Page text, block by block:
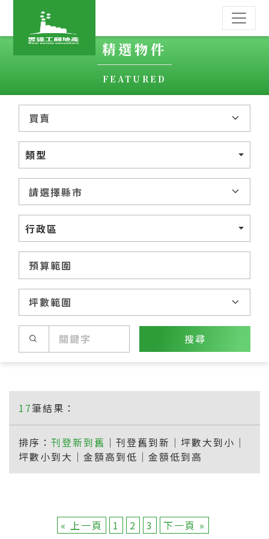
精選物件
FEATURED
類型
行政區
搜尋
17筆結果：
排序： 刊登新到舊 ｜ 刊登舊到新 ｜ 坪數大到小 ｜
坪數小到大 ｜ 金額高到低 ｜ 金額低到高
« 上一頁 1 2 3 下一頁 »